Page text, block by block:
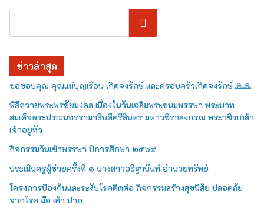
ค้นหา
ข่าวล่าสุด
ขอขอบคุณ คุณแม่บุญเรือน เกิดจงรักษ์ และครอบครัวเกิดจงรักษ์ 🙏🙏
พิธีถวายพระพรชัยมงคล เนื่องในวันเฉลิมพระชนมพรรษา พระบาท
สมเด็จพระปรเมนทรรามาธิบดีศรีสินทร มหาวชิราลงกรณ พระวชิรเกล้า
เจ้าอยู่หัว
กิจกรรมวันเข้าพรรษา ปีการศึกษา ๒๕๖๙
ประเมินครูผู้ช่วยครั้งที่ ๑ นางสาวอธิฐานันท์ อำนวยทรัพย์
โครงการป้องกันและระงับโรคติดต่อ กิจกรรมสร้างสุขนิสัย ปลอดภัย
จากโรค มือ เท้า ปาก